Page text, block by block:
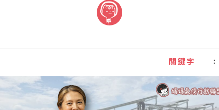
關鍵字 ：